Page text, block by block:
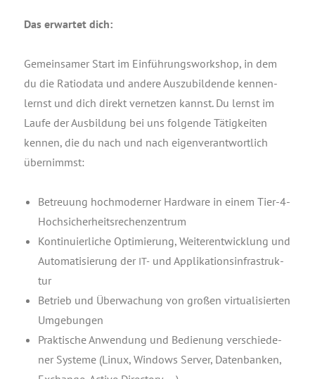
Das erwar­tet dich:
Gemein­sa­mer Start im Ein­füh­rungs­work­shop, in dem
du die Ratio­da­ta und ande­re Aus­zu­bil­den­de ken­nen­
lernst und dich direkt ver­net­zen kannst. Du lernst im
Lau­fe der Aus­bil­dung bei uns fol­gen­de Tätig­kei­ten
ken­nen, die du nach und nach eigen­ver­ant­wort­lich
über­nimmst:
Betreu­ung hoch­mo­der­ner Hard­ware in einem Tier-4-
Hoch­si­cher­heits­re­chen­zen­trum
Kon­ti­nu­ier­li­che Opti­mie­rung, Wei­ter­ent­wick­lung und
Auto­ma­ti­sie­rung der IT- und Appli­ka­ti­ons­in­fra­struk­
tur
Betrieb und Über­wa­chung von gro­ßen vir­tua­li­sier­ten
Umge­bun­gen
Prak­ti­sche Anwen­dung und Bedie­nung ver­schie­de­
ner Sys­te­me (Linux, Win­dows Ser­ver, Daten­ban­ken,